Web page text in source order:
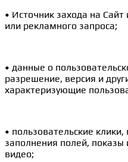
• Источник захода на
или рекламного запроса;
• данные о
разрешение, версия и
характеризующие
• пользовательские
заполнения полей,
видео;